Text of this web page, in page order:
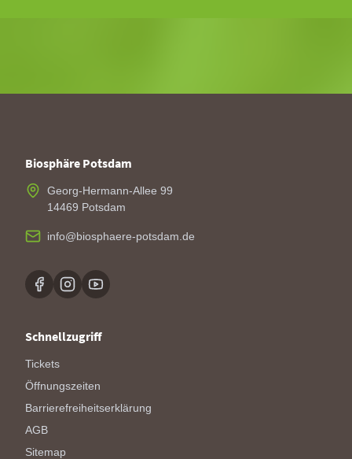
Biosphäre Potsdam
Georg-Hermann-Allee 99
14469 Potsdam
info@biosphaere-potsdam.de
Schnellzugriff
Tickets
Öffnungszeiten
Barrierefreiheitserklärung
AGB
Sitemap